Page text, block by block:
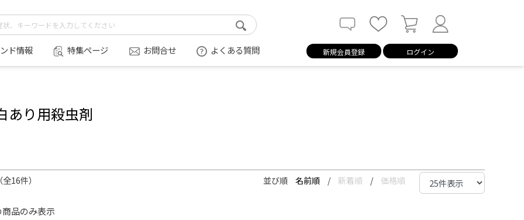
ド情報 特集ページ お問合せ よくある質問 新規会員登録 ログイン
あり用殺虫剤
16件） 並び順 名前順 / 新着順 / 価格順
品のみ表示